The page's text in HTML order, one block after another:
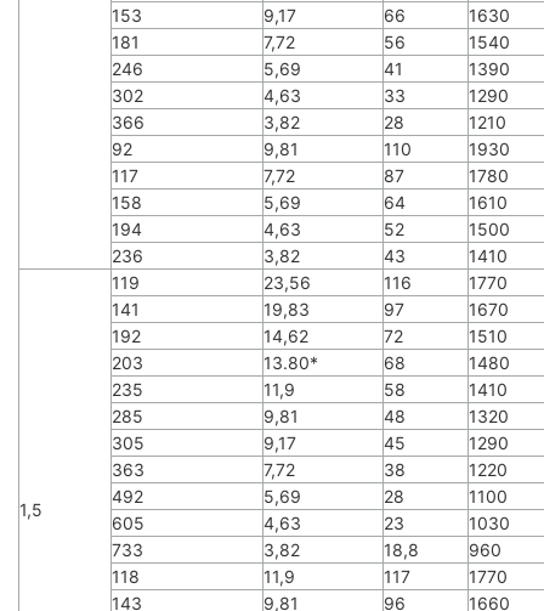
153
9,17 66
1630
181
7,72 56
1540
246
5,69 41
1390
302
4,63 33
1290
366
3,82 28
1210
92
9,81 110
1930
117
7,72 87
1780
158
5,69 64
1610
194
4,63 52
1500
236
3,82 43 1410
1,5
119 23,56 116
1770
141
19,83 97
1670
192
14,62 72
1510
203
13.80* 68
1480
235
11,9 58
1410
285
9,81 48
1320
305
9,17 45
1290
363
7,72 38
1220
492
5,69 28
1100
605
4,63 23
1030
733
3,82 18,8
960
118
11,9 117
1770
143
9,81 96
1660